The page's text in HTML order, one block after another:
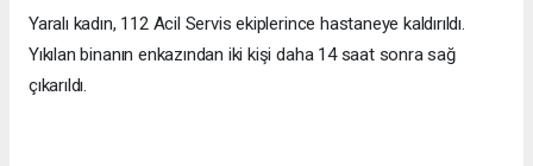
Yaralı kadın, 112 Acil Servis ekiplerince hastaneye kaldırıldı.
Yıkılan binanın enkazından iki kişi daha 14 saat sonra sağ
çıkarıldı.